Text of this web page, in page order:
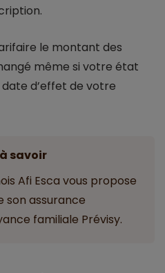
le montant des
même si votre état
d’effet de votre
savoir
Afi Esca vous propose
son assurance
familiale Prévisy.